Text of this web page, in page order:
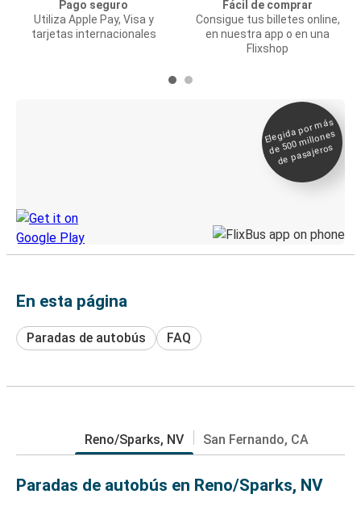
Pago seguro
Utiliza Apple Pay, Visa y
tarjetas internacionales
Fácil de comprar
Consigue tus billetes online,
en nuestra app o en una
Flixshop
Elegida por
más
de 500
millones
de pasajeros
En esta página
Paradas de autobús FAQ
Reno/Sparks, NV San Fernando, CA
Paradas de autobús en Reno/Sparks, NV